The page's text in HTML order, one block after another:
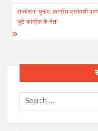
राज्यसभा चुनाव: कांग्रेस प्रत्याशी
जुटे कांग्रेस के नेता